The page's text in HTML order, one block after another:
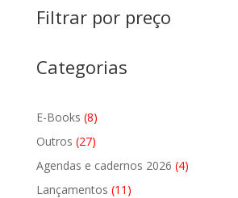
Filtrar por preço
Categorias
E-Books 88
produtos
Outros 2727
produtos
Agendas e cadernos 2026 44
Lançamentos 11 11